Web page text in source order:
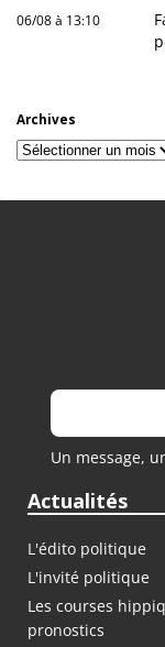
06/08 à 13:10
Archives
Archives
Un message,
Actualités
L'édito politique
L'invité politique
Les courses
pronostics